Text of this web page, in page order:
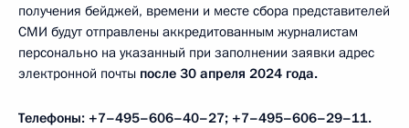
получения бейджей, времени и месте сбора представителей
СМИ будут отправлены аккредитованным журналистам
персонально на указанный при заполнении заявки адрес
электронной почты после 30 апреля 2024 года.
Телефоны: +7–495–606–40–27; +7–495–606–29–11.